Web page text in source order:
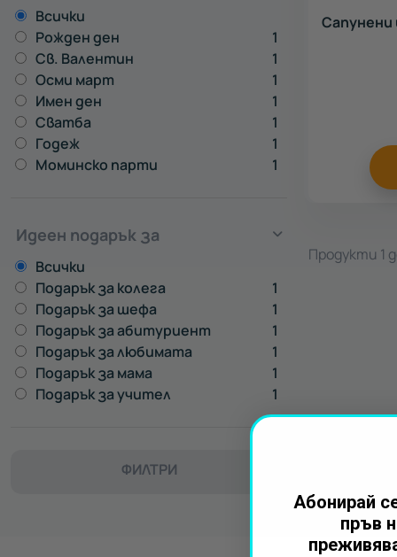
За
жена
Всички
Рожден ден
1
Св. Валентин
1
Осми март
1
Имен ден
1
Сватба
1
Годеж
1
Моминско парти
1
Идеен подарък за
Всички
Подарък за колега
1
Подарък за шефа
1
Подарък за абитуриент
1
Подарък за любимата
1
Подарък за мама
1
Подарък за учител
1
ФИЛТРИ
Сапунени
Продукти 1
Абонирай
пръв